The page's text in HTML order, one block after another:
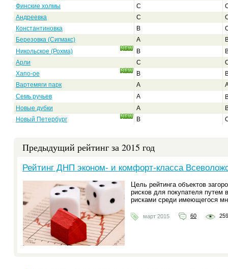
Финские холмы
C
Андреевка
C
Константиновка
B
Березовка (Сигмакс)
A
Никольское (Рохма)
B
Арли
C
Хапо-ое
B
Вартемяги парк
A
Семь ручьев
A
Новые дубки
A
Новый Петербург
B
Предыдущий рейтинг за 2015 год
Рейтинг ДНП эконом- и комфорт-класса
Цель рейтинга объектов
рисков для покупателя путем
рисками среди имеющегося
март 2015 60